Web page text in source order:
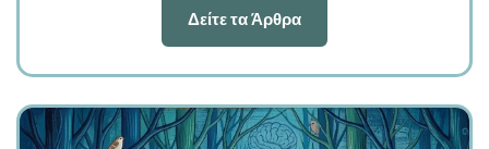
Δείτε τα Άρθρα